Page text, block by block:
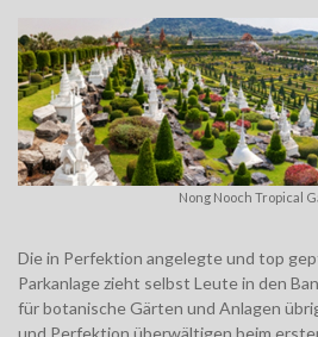
Nong Nooch Tropical
Die in Perfektion angelegte und top
Parkanlage zieht selbst Leute in den
für botanische Gärten und Anlagen